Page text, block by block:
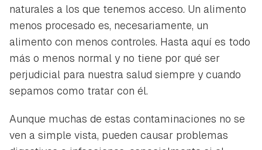
naturales a los que tenemos acceso. Un alimento
menos procesado es, necesariamente, un
alimento con menos controles. Hasta aquí es todo
más o menos normal y no tiene por qué ser
perjudicial para nuestra salud siempre y cuando
sepamos como tratar con él.
Aunque muchas de estas contaminaciones no se
ven a simple vista, pueden causar problemas